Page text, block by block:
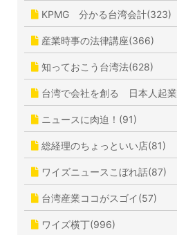
KPMG 分かる台湾会計(323)
産業時事の法律講座(366)
知っておこう台湾法(628)
台湾で会社を創る 日本人起
ニュースに肉迫！(91)
総経理のちょっといい店(81)
ワイズニュースこぼれ話(87)
台湾産業ココがスゴイ(57)
ワイズ横丁(996)